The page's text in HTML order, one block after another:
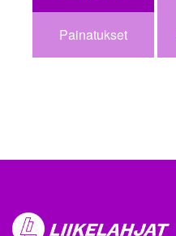
Painatukset